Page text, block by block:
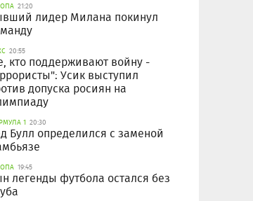
21:20
лидер Милана покинул
20:55
кто поддерживают войну -
Усик выступил
допуска росиян на
1 20:30
Булл определился с заменой
19:45
легенды футбола остался без